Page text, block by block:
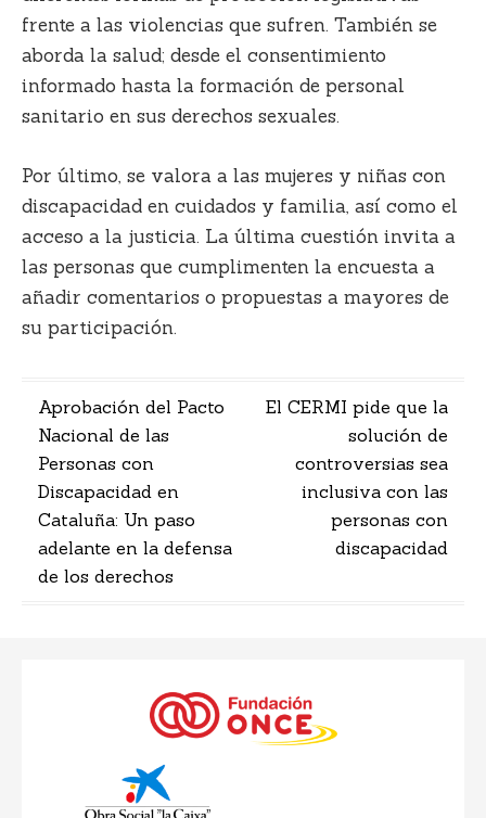
frente a las violencias que sufren. También se
aborda la salud; desde el consentimiento
informado hasta la formación de personal
sanitario en sus derechos sexuales.
Por último, se valora a las mujeres y niñas con
discapacidad en cuidados y familia, así como el
acceso a la justicia. La última cuestión invita a
las personas que cumplimenten la encuesta a
añadir comentarios o propuestas a mayores de
su participación.
Navegación
de
entradas
Aprobación del Pacto
Nacional de las
Personas con
Discapacidad en
Cataluña: Un paso
adelante en la defensa
de los derechos
El CERMI pide que la
solución de
controversias sea
inclusiva con las
personas con
discapacidad